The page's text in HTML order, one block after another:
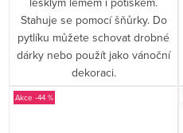
Stahuje se pomocí šňůrky. Do
pytlíku můžete schovat drobné
dárky nebo použít jako vánoční
dekoraci.
-44 %